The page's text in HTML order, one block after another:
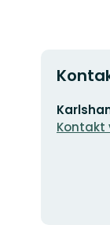
E-
Kontakt